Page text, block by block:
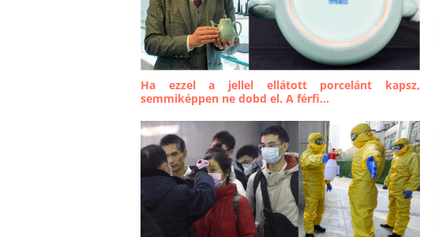
Ha ezzel a jellel ellátott porcelánt kapsz,
semmiképpen ne dobd el. A férfi...